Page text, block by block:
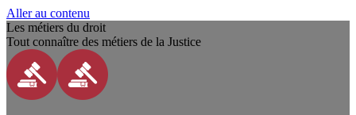
Aller au contenu
Les métiers du droit
Tout connaître des métiers de la Justice